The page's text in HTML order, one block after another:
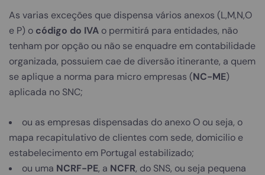
As varias exceções que dispensa vários anexos (L,M,N,O
e P) o código do IVA o permitirá para entidades, não
tenham por opção ou não se enquadre em contabilidade
organizada, possuiem cae de diversão itinerante, a quem
se aplique a norma para micro empresas (NC-ME)
aplicada no SNC;
ou as empresas dispensadas do anexo O ou seja, o
mapa recapitulativo de clientes com sede, domicilio e
estabelecimento em Portugal estabilizado;
ou uma NCRF-PE, a NCFR, do SNS, ou seja pequena